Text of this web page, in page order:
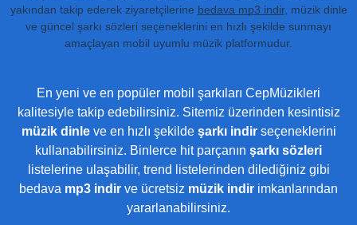
yakından takip ederek ziyaretçilerine bedava mp3 indir, müzik dinle
ve güncel şarkı sözleri seçeneklerini en hızlı şekilde sunmayı
amaçlayan mobil uyumlu müzik platformudur.
En yeni ve en popüler mobil şarkıları CepMüzikleri
kalitesiyle takip edebilirsiniz. Sitemiz üzerinden kesintisiz
müzik dinleve en hızlı şekilde şarkı indirseçeneklerini
kullanabilirsiniz. Binlerce hit parçanın şarkı sözleri
listelerine ulaşabilir, trend listelerinden dilediğiniz gibi
bedava mp3 indir ve ücretsiz müzik indir imkanlarından
yararlanabilirsiniz.